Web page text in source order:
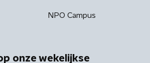
NPO Campus
onze wekelijkse